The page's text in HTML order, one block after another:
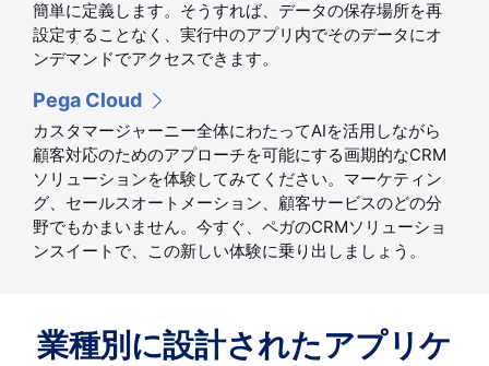
簡単に定義します。そうすれば、データの保存場所を再
設定することなく、実行中のアプリ内でそのデータにオ
ンデマンドでアクセスできます。
Pega Cloud
カスタマージャーニー全体にわたってAIを活用しながら
顧客対応のためのアプローチを可能にする画期的なCRM
ソリューションを体験してみてください。マーケティン
グ、セールスオートメーション、顧客サービスのどの分
野でもかまいません。今すぐ、ペガのCRMソリューショ
ンスイートで、この新しい体験に乗り出しましょう。
業種別に設計されたアプリケ